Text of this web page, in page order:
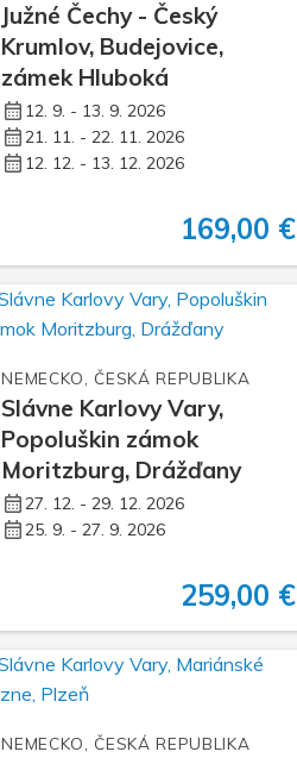
Južné Čechy - Český
Krumlov, Budejovice,
zámek Hluboká
12. 9. - 13. 9. 2026
21. 11. - 22. 11. 2026
12. 12. - 13. 12. 2026
169,00 €
NEMECKO, ČESKÁ REPUBLIKA
Slávne Karlovy Vary,
Popoluškin zámok
Moritzburg, Drážďany
27. 12. - 29. 12. 2026
25. 9. - 27. 9. 2026
259,00 €
NEMECKO, ČESKÁ REPUBLIKA